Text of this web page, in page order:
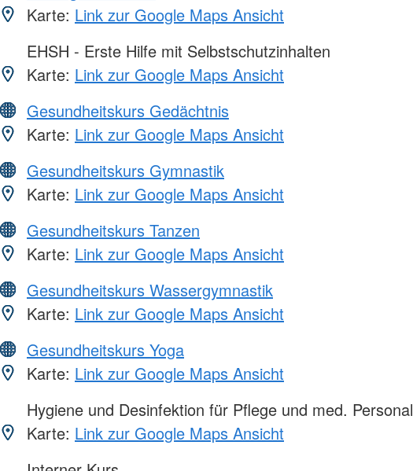
Karte: Link zur Google Maps Ansicht
EHSH - Erste Hilfe mit Selbstschutzinhalten
Karte: Link zur Google Maps Ansicht
Gesundheitskurs Gedächtnis
Karte: Link zur Google Maps Ansicht
Gesundheitskurs Gymnastik
Karte: Link zur Google Maps Ansicht
Gesundheitskurs Tanzen
Karte: Link zur Google Maps Ansicht
Gesundheitskurs Wassergymnastik
Karte: Link zur Google Maps Ansicht
Gesundheitskurs Yoga
Karte: Link zur Google Maps Ansicht
Hygiene und Desinfektion für Pflege und med. Personal
Karte: Link zur Google Maps Ansicht